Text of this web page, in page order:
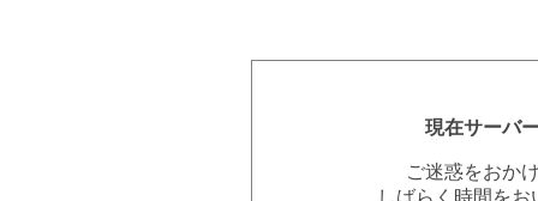
現在サーバ
ご迷惑をおか
しばらく時間を